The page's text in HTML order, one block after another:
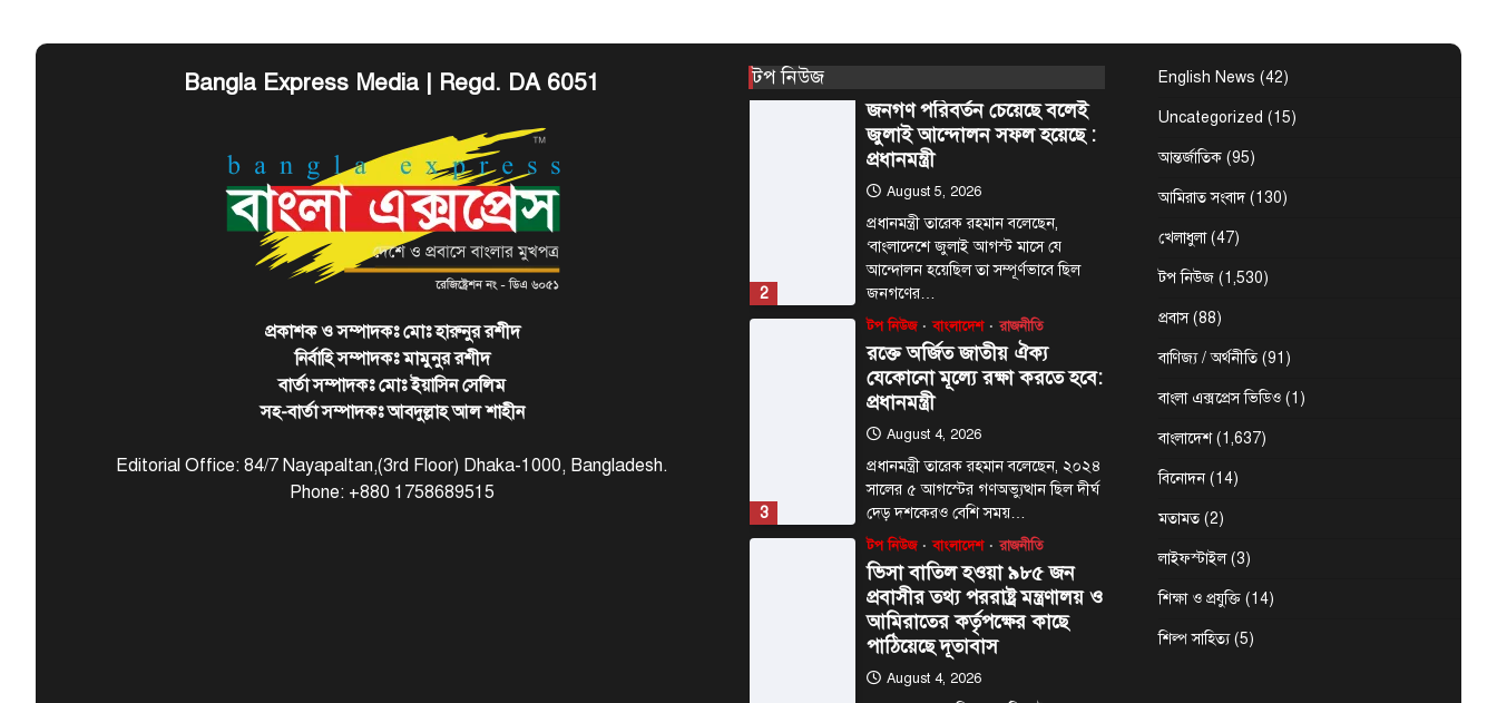
Bangla Express Media | Regd. DA 6051
প্রকাশক ও সম্পাদকঃ মোঃ হারুনুর রশীদ
নির্বাহি সম্পাদকঃ মামুনুর রশীদ
বার্তা সম্পাদকঃ মোঃ ইয়াসিন সেলিম
সহ-বার্তা সম্পাদকঃ আবদুল্লাহ আল শাহীন
Editorial Office: 84/7 Nayapaltan,(3rd Floor) Dhaka-1000, Bangladesh.
Phone: +880 1758689515
টপ নিউজ
1
প্রেসিডেন্ট মহামান্য শেখ মোহাম্মদ বিন…
2
জনগণ পরিবর্তন চেয়েছে বলেই
জুলাই আন্দোলন সফল হয়েছে :
প্রধানমন্ত্রী
August 5, 2026
প্রধানমন্ত্রী তারেক রহমান বলেছেন,
‘বাংলাদেশে জুলাই আগস্ট মাসে যে
আন্দোলন হয়েছিল তা সম্পূর্ণভাবে ছিল
জনগণের…
3
টপ নিউজ বাংলাদেশ রাজনীতি
রক্তে অর্জিত জাতীয় ঐক্য
যেকোনো মূল্যে রক্ষা করতে হবে:
প্রধানমন্ত্রী
August 4, 2026
প্রধানমন্ত্রী তারেক রহমান বলেছেন, ২০২৪
সালের ৫ আগস্টের গণঅভ্যুত্থান ছিল দীর্ঘ
দেড় দশকেরও বেশি সময়…
টপ নিউজ বাংলাদেশ রাজনীতি
ভিসা বাতিল হওয়া ৯৮৫ জন
প্রবাসীর তথ্য পররাষ্ট্র মন্ত্রণালয় ও
আমিরাতের কর্তৃপক্ষের কাছে
পাঠিয়েছে দূতাবাস
August 4, 2026
English News (42)
Uncategorized (15)
আন্তর্জাতিক (95)
আমিরাত সংবাদ(130)
খেলাধুলা(47)
টপ নিউজ (1,530)
প্রবাস(88)
বাণিজ্য / অর্থনীতি (91)
বাংলা এক্সপ্রেস ভিডিও (1)
বাংলাদেশ(1,637)
বিনোদন (14)
মতামত (2)
লাইফস্টাইল(3)
শিক্ষা ও প্রযুক্তি (14)
শিল্প সাহিত্য(5)